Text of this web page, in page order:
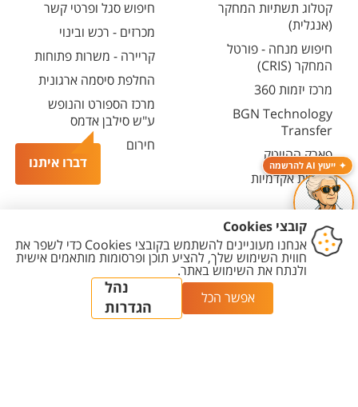
דברו איתנו ייעוץ AI להרשמה
קטלוג תשתיות המחקר
(אנגלית)
חיפוש מנחה - פורטל
המחקר (CRIS)
מרכז יזמות 360
BGN Technology
Transfer
פארק ההייטק
משרות אקדמיות
חיפוש סגל ופרטי קשר
מכרזים - רכש ובינוי
קריירה - משרות פתוחות
החלפת סיסמה ארגונית
מרכז הספורט והנופש
ע"ש סילבן אדמס
חירום
נגישות
מדיניות
מדיניות עריכת
תוכן